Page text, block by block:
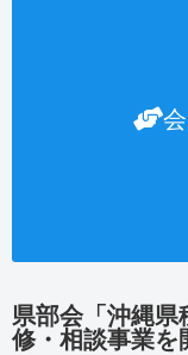
県部会「沖縄
修・相談事業を